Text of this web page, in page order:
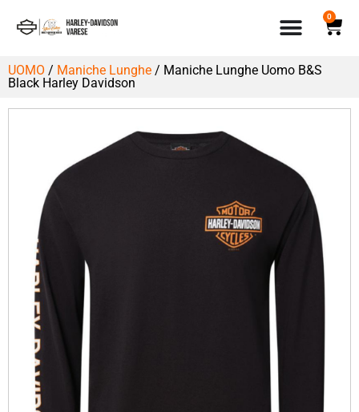
0
UOMO / Maniche Lunghe / Maniche Lunghe Uomo B&S
Black Harley Davidson